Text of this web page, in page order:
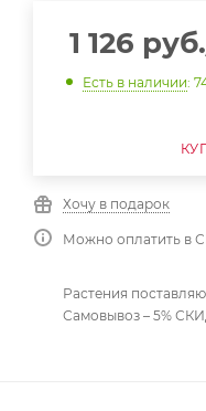
1 126 руб.
Есть в наличии:
Хочу в подарок
Можно оплатить в
Растения
Самовывоз – 5%